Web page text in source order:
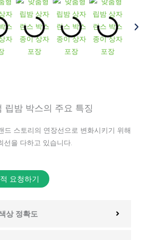
립밤 박스의 주요 특징
드 스토리의 연장선으로 변화시키기 위해
선을 다하고 있습니다.
요청하기
상 정확도